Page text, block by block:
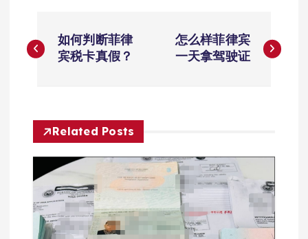
章
航
如何判断菲律
宾税卡真假？
怎么样菲律宾
一天拿驾驶证
Related Posts